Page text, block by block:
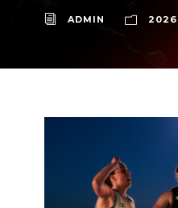
ADMIN 2026